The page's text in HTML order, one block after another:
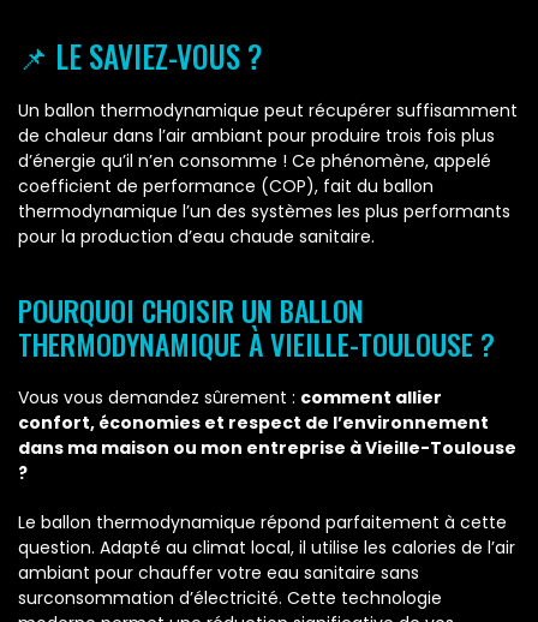
📌 LE SAVIEZ-VOUS ?
Un ballon thermodynamique peut récupérer suffisamment
de chaleur dans l’air ambiant pour produire trois fois plus
d’énergie qu’il n’en consomme ! Ce phénomène, appelé
coefficient de performance (COP), fait du ballon
thermodynamique l’un des systèmes les plus performants
pour la production d’eau chaude sanitaire.
POURQUOI CHOISIR UN BALLON
THERMODYNAMIQUE À VIEILLE-TOULOUSE ?
Vous vous demandez sûrement : comment allier
confort, économies et respect de l’environnement
dans ma maison ou mon entreprise à Vieille-Toulouse
?
Le ballon thermodynamique répond parfaitement à cette
question. Adapté au climat local, il utilise les calories de l’air
ambiant pour chauffer votre eau sanitaire sans
surconsommation d’électricité. Cette technologie